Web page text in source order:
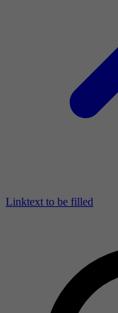
Linktext to be filled